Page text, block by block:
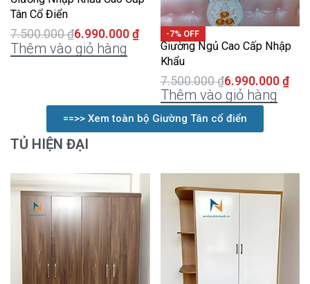
Tân Cổ Điển
7.500.000₫6.990.000 ₫
Thêm vào giỏ hàng
-7% OFF
Giường Ngủ Cao Cấp Nhập
Khẩu
7.500.000₫6.990.000 ₫
Thêm vào giỏ hàng
==>> Xem toàn bộ Giường Tân cổ điển
TỦ HIỆN ĐẠI